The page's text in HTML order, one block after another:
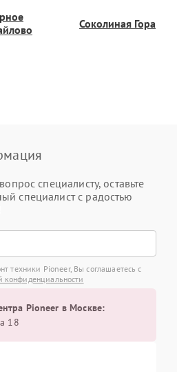
Соколиная Гора
специалисту, оставьте
специалист с радостью
техники Pioneer, Вы соглашаетесь с
конфиденциальности
Pioneer в Москве:
18